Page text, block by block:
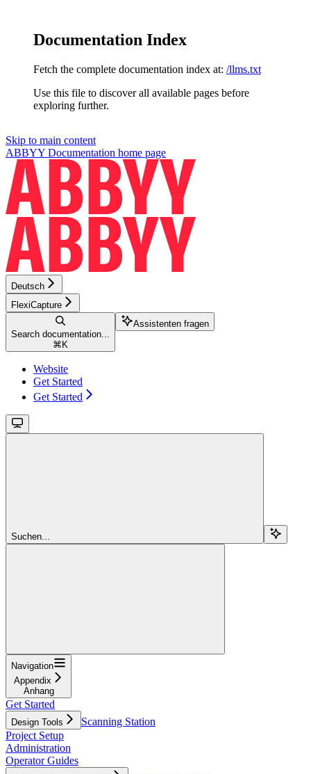
Documentation Index
Fetch the complete documentation index at: /llms.txt
Use this file to discover all available pages before
exploring further.
Skip to main content
ABBYY Documentation home page
Deutsch
FlexiCapture
Search documentation...
⌘ K
Assistenten fragen
Website
Get Started
Get Started
Suchen...
Navigation
Appendix
Anhang
Get Started
Design Tools
Scanning Station
Project Setup
Administration
Operator Guides